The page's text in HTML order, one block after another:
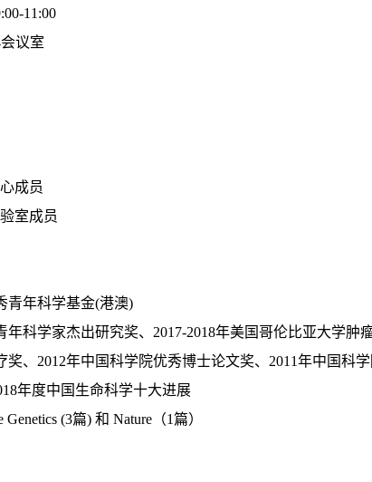
11:00
议室
成员
室成员
青年科学基金(港澳)
年科学家杰出研究奖、2017-2018年美国哥伦比亚大学肿
奖、2012年中国科学院优秀博士论文奖、2011年中国科
年度中国生命科学十大进展
(3篇) 和 Nature（1篇）